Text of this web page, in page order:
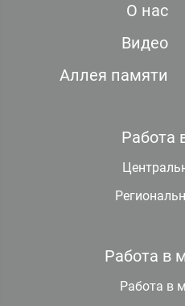
О нас
Видео
Аллея памяти
Работа
Работа в
Работа в